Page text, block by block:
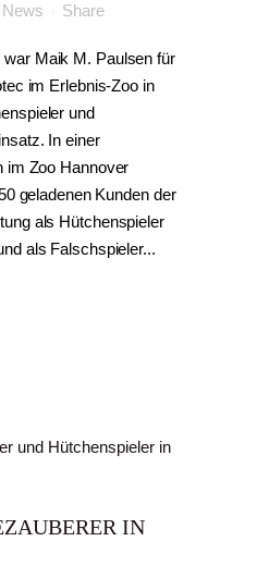
News Share
Maik M. Paulsen für
im Erlebnis-Zoo in
und
In einer
im Zoo Hannover
geladenen Kunden der
als Hütchenspieler
als Falschspieler...
IN